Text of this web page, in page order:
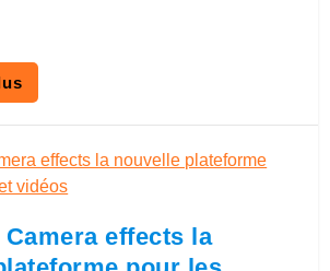
Camera effects la